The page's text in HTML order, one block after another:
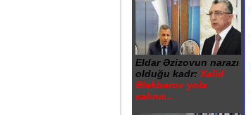
Eldar Əzizovun narazı
olduğu kadr: Xalid
Ələkbərov yola
salınır...